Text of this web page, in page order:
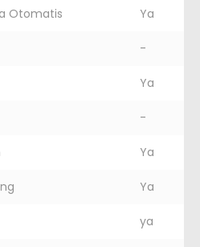
Otomatis Ya
-
Ya
-
Ya
Ya
ya